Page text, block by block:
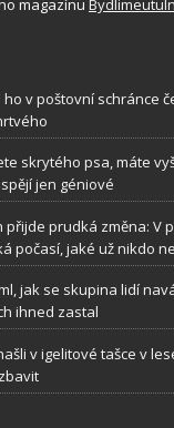
v poštovní schránce
skrytého psa, máte
jen géniové
prudká změna: V
počasí, jaké už nikdo
jak se skupina lidí
ihned zastal
v igelitové tašce v